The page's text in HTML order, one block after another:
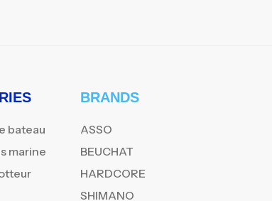
bateau
marine
BRANDS
ASSO
BEUCHAT
HARDCORE
SHIMANO